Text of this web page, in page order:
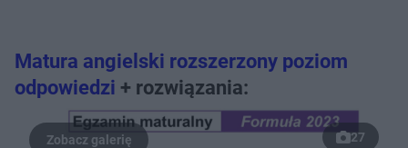
Matura angielski rozszerzony poziom
odpowiedzi + rozwiązania:
27